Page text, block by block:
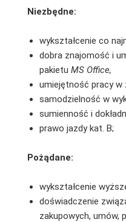
Niezbędne:
wykształcenie co
dobra znajomość i
pakietu MS Office,
umiejętność pracy w
samodzielność w
sumienność i
prawo jazdy kat. B;
Pożądane:
wykształcenie
doświadczenie
zakupowych, umów,